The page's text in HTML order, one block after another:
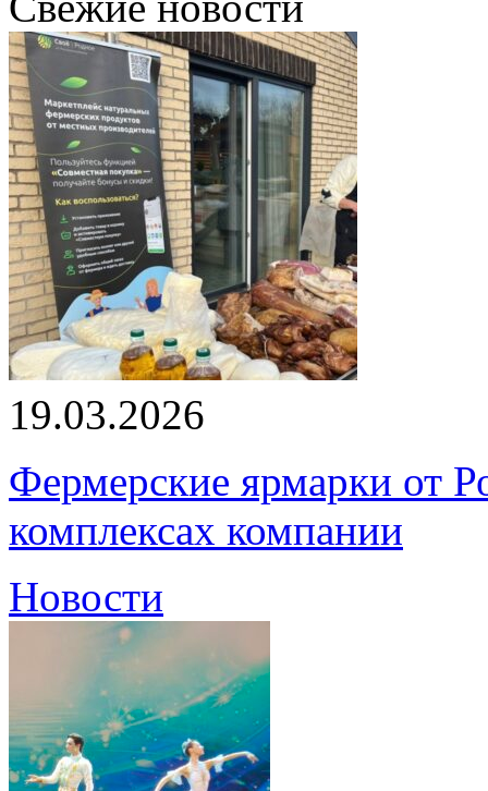
19.03.2026
Фермерские ярмарки от
комплексах компании
Новости